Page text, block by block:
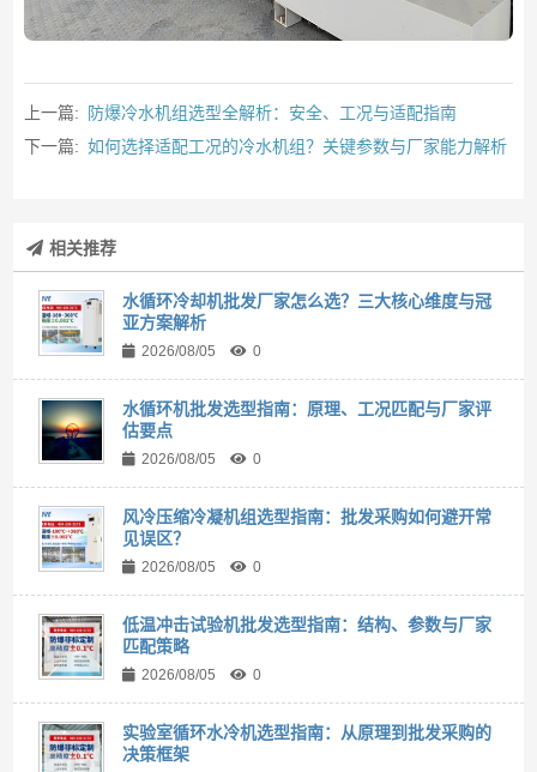
上一篇:
防爆冷水机组选型全解析：安全、工况与适配指南
下一篇: 如何选择适配工况的冷水机组？关键参数与厂家能力解析
相关推荐
水循环冷却机批发厂家怎么选？三大核心维度与冠
亚方案解析
2026/08/05 0
水循环机批发选型指南：原理、工况匹配与厂家评
估要点
2026/08/05 0
风冷压缩冷凝机组选型指南：批发采购如何避开常
见误区？
2026/08/05 0
低温冲击试验机批发选型指南：结构、参数与厂家
匹配策略
2026/08/05 0
实验室循环水冷机选型指南：从原理到批发采购的
决策框架